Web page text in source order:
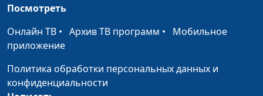
Эдуард Егизарян,
Предопределение или
свобода выбора?
Мария Рожкова,
Посмотреть
Онлайн ТВ • Архив ТВ программ • Мобильное
приложение
Политика обработки персональных данных и
конфиденциальности